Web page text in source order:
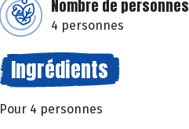
Nombre de personnes
4 personnes
Ingrédients
Pour 4 personnes